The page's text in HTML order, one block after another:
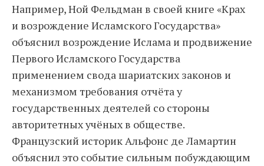
Например, Ной Фельдман в своей книге «Крах
и возрождение Исламского Государства»
объяснил возрождение Ислама и продвижение
Первого Исламского Государства
применением свода шариатских законов и
механизмом требования отчёта у
государственных деятелей со стороны
авторитетных учёных в обществе.
Французский историк Альфонс де Ламартин
объяснил это событие сильным побуждающим